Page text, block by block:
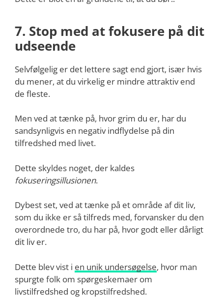
7. Stop med at fokusere på dit
udseende
Selvfølgelig er det lettere sagt end gjort, især hvis
du mener, at du virkelig er mindre attraktiv end
de fleste.
Men ved at tænke på, hvor grim du er, har du
sandsynligvis en negativ indflydelse på din
tilfredshed med livet.
Dette skyldes noget, der kaldes
fokuseringsillusionen.
Dybest set, ved at tænke på et område af dit liv,
som du ikke er så tilfreds med, forvansker du den
overordnede tro, du har på, hvor godt eller dårligt
dit liv er.
Dette blev vist i en unik undersøgelse, hvor man
spurgte folk om spørgeskemaer om
livstilfredshed og kropstilfredshed.